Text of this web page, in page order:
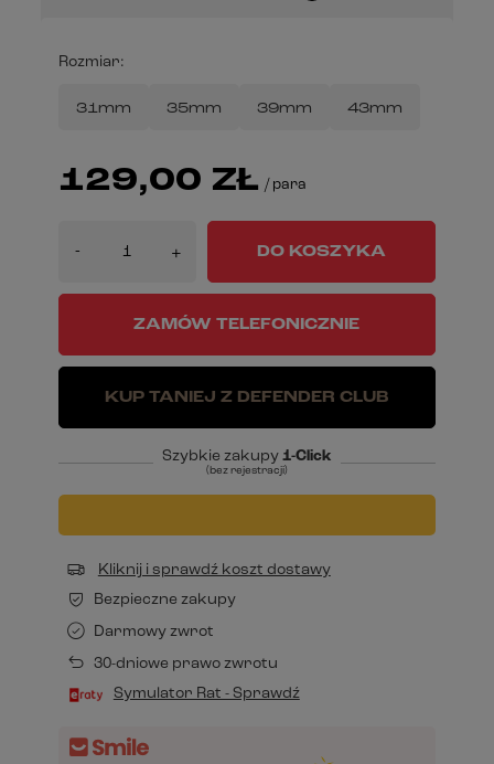
Rozmiar
31mm 35mm 39mm 43mm
129,00 ZŁ / para
- + DO KOSZYKA
ZAMÓW TELEFONICZNIE
KUP TANIEJ Z DEFENDER CLUB
Szybkie zakupy 1-Click
(bez rejestracji)
Kliknij i sprawdź koszt dostawy
Bezpieczne zakupy
Darmowy zwrot
30-dniowe prawo zwrotu
Symulator Rat - Sprawdź